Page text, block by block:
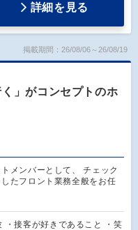
詳細を見る
掲載期間：26/08/06～26/08/19
」がコンセプトのホ
メンバーとして、 チェック
たフロント業務全般をお任
・接客が好きであること ・笑